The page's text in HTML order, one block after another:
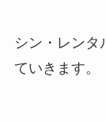
シン・レンタ
ていきます。